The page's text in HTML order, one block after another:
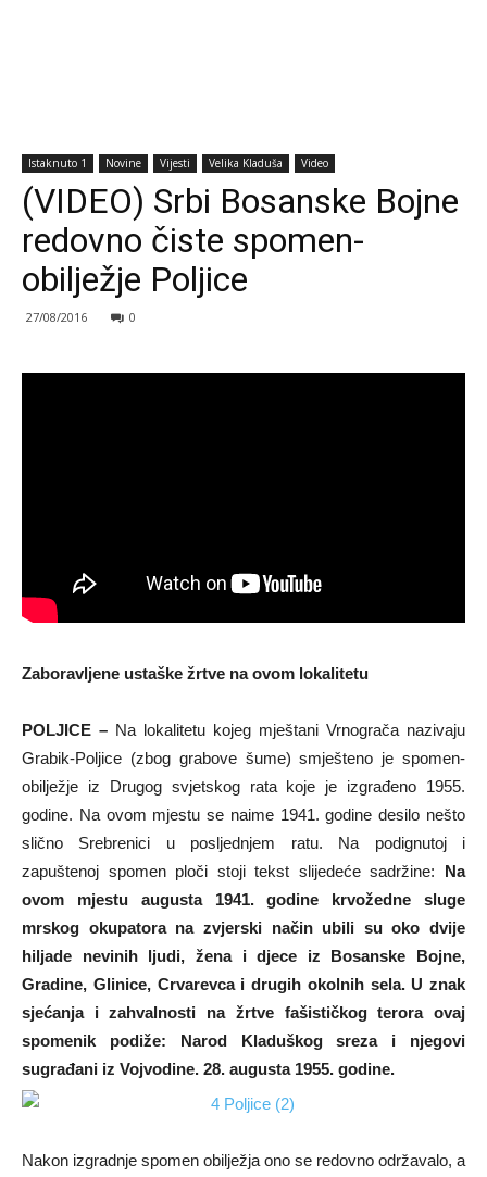
Istaknuto 1 Novine Vijesti Velika Kladuša Video
(VIDEO) Srbi Bosanske Bojne
redovno čiste spomen-
obilježje Poljice
27/08/2016 0
Zaboravljene ustaške žrtve na ovom lokalitetu
POLJICE – Na lokalitetu kojeg mještani Vrnograča nazivaju
Grabik-Poljice (zbog grabove šume) smješteno je spomen-
obilježje iz Drugog svjetskog rata koje je izgrađeno 1955.
godine. Na ovom mjestu se naime 1941. godine desilo nešto
slično Srebrenici u posljednjem ratu. Na podignutoj i
zapuštenoj spomen ploči stoji tekst slijedeće sadržine: Na
ovom mjestu augusta 1941. godine krvožedne sluge
mrskog okupatora na zvjerski način ubili su oko dvije
hiljade nevinih ljudi, žena i djece iz Bosanske Bojne,
Gradine, Glinice, Crvarevca i drugih okolnih sela. U znak
sjećanja i zahvalnosti na žrtve fašističkog terora ovaj
spomenik podiže: Narod Kladuškog sreza i njegovi
sugrađani iz Vojvodine. 28. augusta 1955. godine.
Nakon izgradnje spomen obilježja ono se redovno održavalo, a